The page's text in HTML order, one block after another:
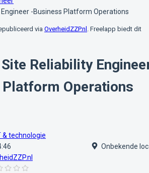
-Business Platform Operations
via OverheidZZP.nl . Freelapp biedt dit
Reliability
Operations
& technologie
Onbekende